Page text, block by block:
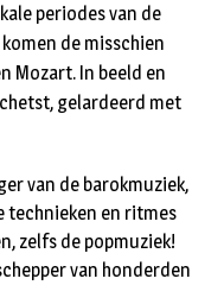
periodes van de
de misschien
Mozart. In beeld en
gelardeerd met
van de barokmuziek,
technieken en ritmes
zelfs de popmuziek!
van honderden